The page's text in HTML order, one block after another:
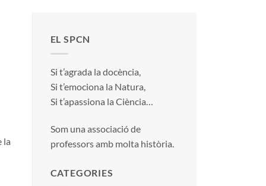
la
EL SPCN
Si t’agrada la docència,
Si t’emociona la Natura,
Si t’apassiona la Ciència…
Som una associació de
professors amb molta història.
CATEGORIES